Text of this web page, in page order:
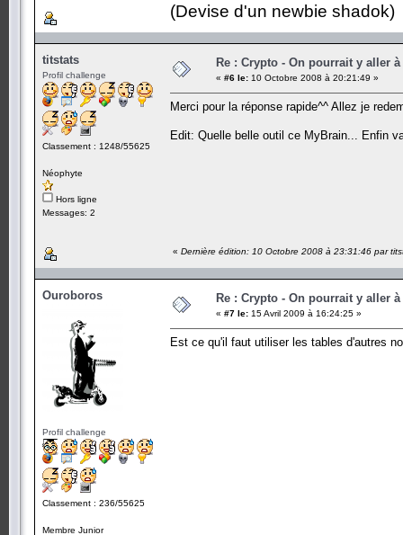
(Devise d'un newbie shadok)
titstats
Profil challenge
Classement : 1248/55625
Néophyte
Hors ligne
Messages: 2
Re : Crypto - On pourrait y aller
« #6 le: 10 Octobre 2008 à 20:21:49 »
Merci pour la réponse rapide^^ Allez je
Edit: Quelle belle outil ce MyBrain... Enfin
« Dernière édition: 10 Octobre 2008 à 23:31:46 par
Ouroboros
Profil challenge
Classement : 236/55625
Membre Junior
Re : Crypto - On pourrait y aller
« #7 le: 15 Avril 2009 à 16:24:25 »
Est ce qu'il faut utiliser les tables d'autres